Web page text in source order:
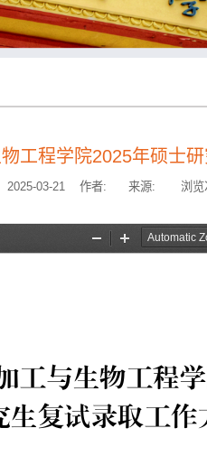
工程学院2025年硕士
：2025-03-21 作者: 来源: 浏览